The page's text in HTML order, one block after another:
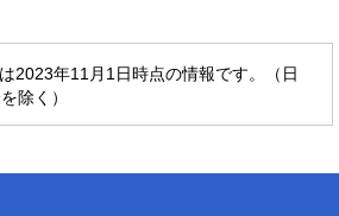
2023年11月1日時点の情報です。（日
除く）